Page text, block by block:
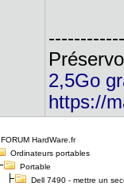
2,5Go
https://
FORUM HardWare.fr
Ordinateurs portables
Portable
Dell 7490 - mettre un